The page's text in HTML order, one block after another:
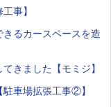
事】
るカースペースを造
きました【モミジ】
車場拡張工事②】